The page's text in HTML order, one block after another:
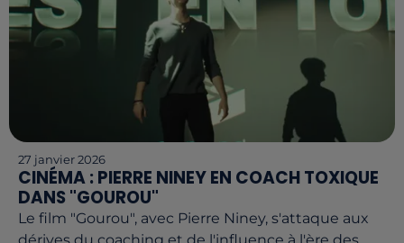
27 janvier 2026
CINÉMA : PIERRE NINEY EN COACH TOXIQUE
DANS "GOUROU"
Le film "Gourou", avec Pierre Niney, s'attaque aux